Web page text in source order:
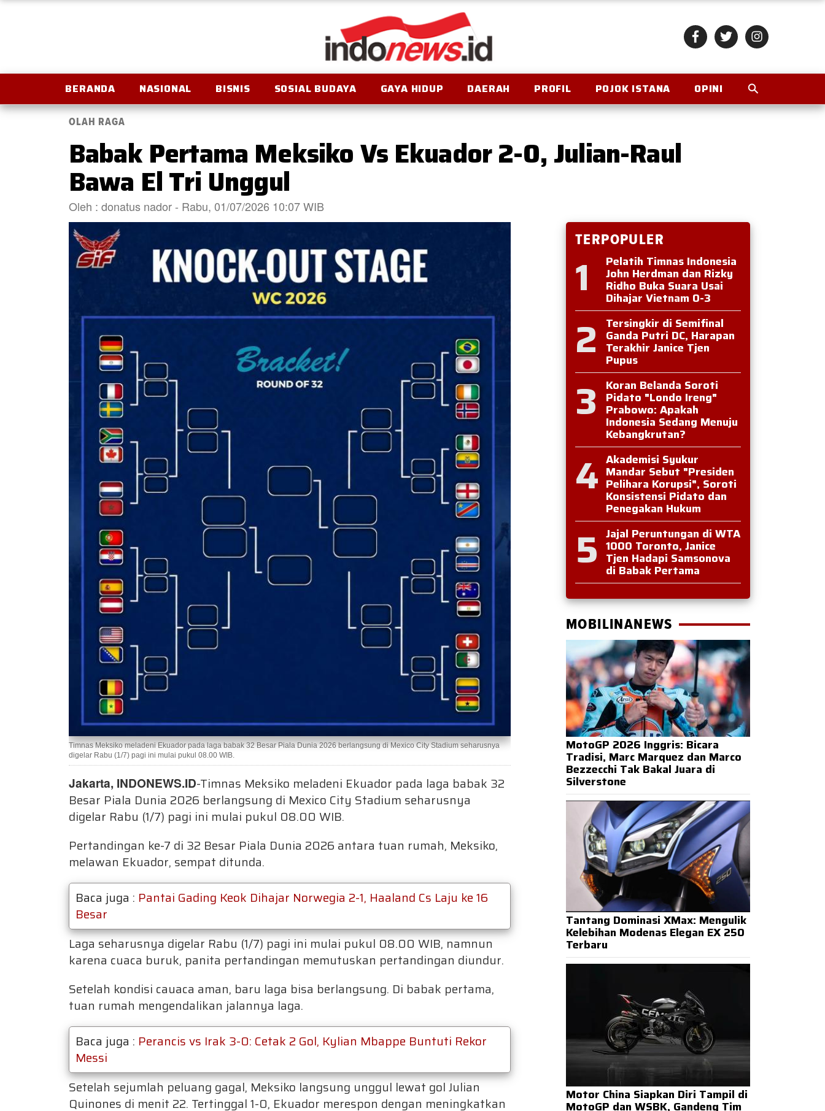
BERANDA NASIONAL BISNIS SOSIAL BUDAYA GAYA HIDUP DAERAH PROFIL POJOK ISTANA OPINI
OLAH RAGA
Babak Pertama Meksiko Vs Ekuador 2-0, Julian-Raul
Bawa El Tri Unggul
Oleh : donatus nador - Rabu, 01/07/2026 10:07 WIB
Timnas Meksiko meladeni Ekuador pada laga babak 32 Besar Piala Dunia 2026 berlangsung di Mexico City Stadium seharusnya
digelar Rabu (1/7) pagi ini mulai pukul 08.00 WIB.
Jakarta, INDONEWS.ID-Timnas Meksiko meladeni Ekuador pada laga babak 32
Besar Piala Dunia 2026 berlangsung di Mexico City Stadium seharusnya
digelar Rabu (1/7) pagi ini mulai pukul 08.00 WIB.
Pertandingan ke-7 di 32 Besar Piala Dunia 2026 antara tuan rumah, Meksiko,
melawan Ekuador, sempat ditunda.
Baca juga : Pantai Gading Keok Dihajar Norwegia 2-1, Haaland Cs Laju ke 16
Besar
Laga seharusnya digelar Rabu (1/7) pagi ini mulai pukul 08.00 WIB, namnun
karena cuaca buruk, panita pertandingan memutuskan pertandingan diundur.
Setelah kondisi cauaca aman, baru laga bisa berlangsung. Di babak pertama,
tuan rumah mengendalikan jalannya laga.
Baca juga : Perancis vs Irak 3-0: Cetak 2 Gol, Kylian Mbappe Buntuti Rekor
Messi
Setelah sejumlah peluang gagal, Meksiko langsung unggul lewat gol Julian
Quinones di menit 22. Tertinggal 1-0, Ekuador merespon dengan meningkatkan
TERPOPULER
1 Pelatih Timnas Indonesia
John Herdman dan Rizky
Ridho Buka Suara Usai
Dihajar Vietnam 0-3
2 Tersingkir di Semifinal
Ganda Putri DC, Harapan
Terakhir Janice Tjen
Pupus
3 Koran Belanda Soroti
Pidato "Londo Ireng"
Prabowo: Apakah
Indonesia Sedang Menuju
Kebangkrutan?
4 Akademisi Syukur
Mandar Sebut "Presiden
Pelihara Korupsi", Soroti
Konsistensi Pidato dan
Penegakan Hukum
5 Jajal Peruntungan di WTA
1000 Toronto, Janice
Tjen Hadapi Samsonova
di Babak Pertama
MOBILINANEWS
MotoGP 2026 Inggris: Bicara
Tradisi, Marc Marquez dan Marco
Bezzecchi Tak Bakal Juara di
Silverstone
Tantang Dominasi XMax: Mengulik
Kelebihan Modenas Elegan EX 250
Terbaru
Motor China Siapkan Diri Tampil di
MotoGP dan WSBK, Gandeng Tim